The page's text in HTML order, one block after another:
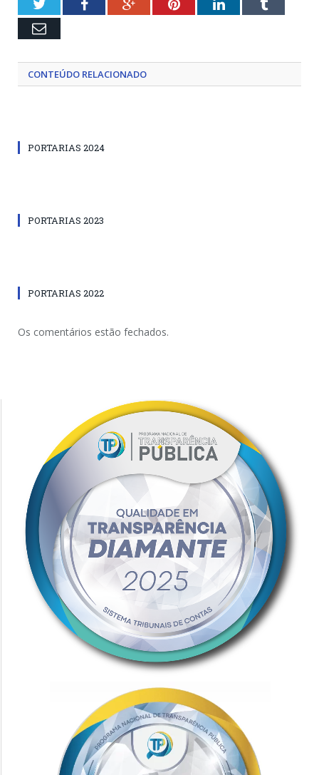
TwitterFacebookGoogle+PinterestLinkedInTumblr
Email
CONTEÚDO RELACIONADO
PORTARIAS 2024
PORTARIAS 2023
PORTARIAS 2022
Os comentários estão fechados.